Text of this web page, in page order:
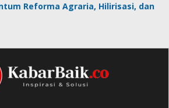
Reforma Agraria, Hilirisasi, dan